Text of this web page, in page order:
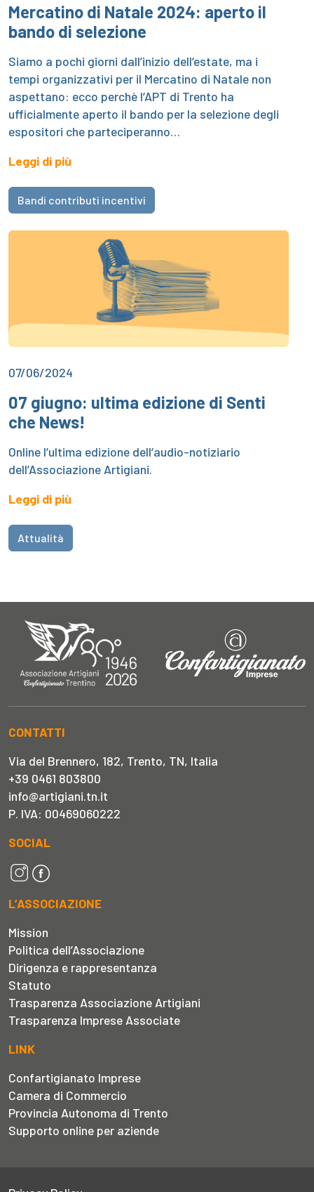
Mercatino di Natale 2024: aperto il
bando di selezione
Siamo a pochi giorni dall’inizio dell’estate, ma i
tempi organizzativi per il Mercatino di Natale non
aspettano: ecco perchè l’APT di Trento ha
ufficialmente aperto il bando per la selezione degli
espositori che parteciperanno…
Leggi di più
Bandi contributi incentivi
07/06/2024
07 giugno: ultima edizione di Senti
che News!
Online l’ultima edizione dell’audio-notiziario
dell’Associazione Artigiani.
Leggi di più
Attualità
CONTATTI
Via del Brennero, 182, Trento, TN, Italia
+39 0461 803800
info@artigiani.tn.it
P. IVA: 00469060222
SOCIAL
L’ASSOCIAZIONE
Mission
Politica dell’Associazione
Dirigenza e rappresentanza
Statuto
Trasparenza Associazione Artigiani
Trasparenza Imprese Associate
LINK
Confartigianato Imprese
Camera di Commercio
Provincia Autonoma di Trento
Supporto online per aziende